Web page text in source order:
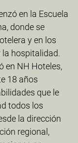
en la Escuela
donde se
y en los
la hospitalidad.
en NH Hoteles,
18 años
que le
todos los
la dirección
regional,